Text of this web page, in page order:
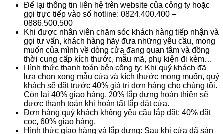
Để lại thông tin liên hệ trên website của công ty hoặc
gọi trực tiếp vào số hotline: 0824.400.400 –
0886.500.500
Khi được nhân viên chăm sóc khách hàng tiếp nhận và
gọi tư vấn, khách hàng hãy đưa những yêu cầu, mong
muốn của mình về dòng cửa đang quan tâm và đồng
thời cung cấp kích thước, mẫu mã, phụ kiện đi kèm…
Hình thức thanh toán bên công ty: Khi quý khách đã
lựa chọn xong mẫu cửa và kích thước mong muốn, quý
khách sẽ đặt trước 40% giá trị đơn hàng cho chúng tôi.
Còn lại 40% giao hàng, 20% lắp dựng hoàn thiện sẽ
được thanh toán khi hoàn tất lắp đặt cửa.
Đơn hàng quý khách không yêu cầu lắp đặt: 40% đặt
cọc, 60% giao hàng.
Hình thức giao hàng và lắp dựng: Sau khi cửa đã sản